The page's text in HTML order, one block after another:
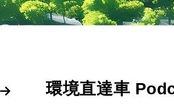
環境直達車